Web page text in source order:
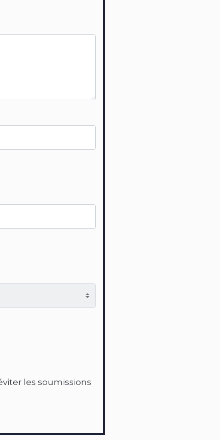
les soumissions